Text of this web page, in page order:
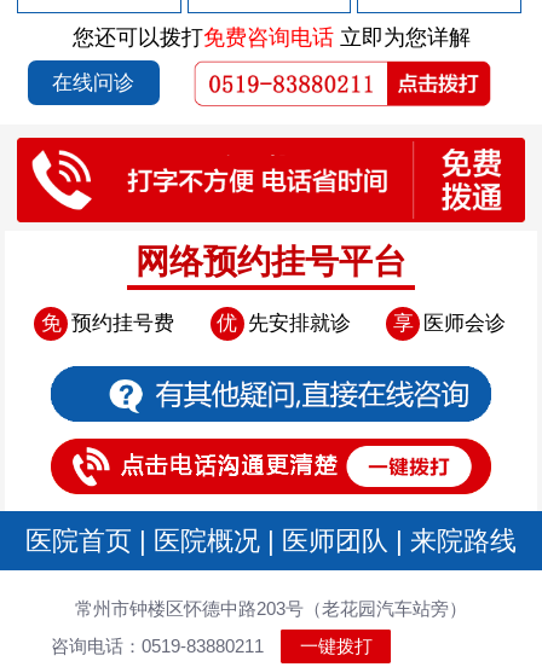
您还可以拨打免费咨询电话立即为您详解
在线问诊
网络预约挂号平台
免 预约挂号费 优 先安排就诊 享 医师会诊
医院首页 | 医院概况 | 医师团队 | 来院路线
常州市钟楼区怀德中路203号（老花园汽车站旁）
咨询电话：0519-83880211
一键拨打